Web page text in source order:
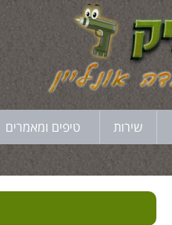
שירות טיפים ומאמרים